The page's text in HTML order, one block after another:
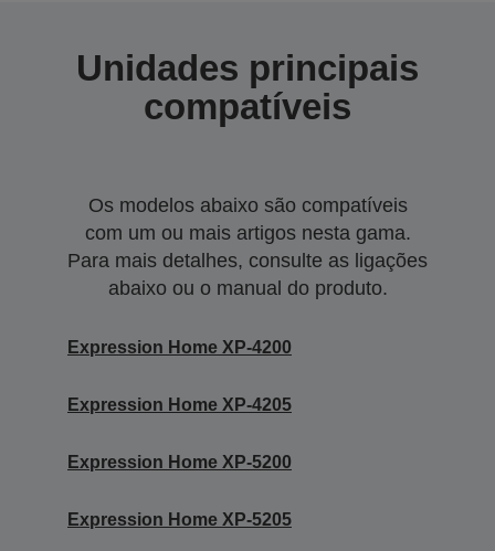
Unidades principais
compatíveis
Os modelos abaixo são compatíveis
com um ou mais artigos nesta gama.
Para mais detalhes, consulte as ligações
abaixo ou o manual do produto.
Expression Home XP-4200
Expression Home XP-4205
Expression Home XP-5200
Expression Home XP-5205